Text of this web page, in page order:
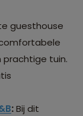
guesthouse
prachtige tuin.
:Bij dit